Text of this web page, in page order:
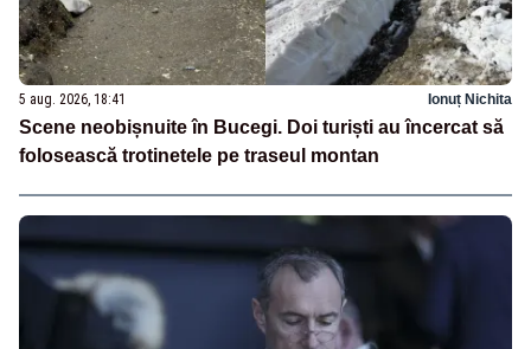
5 aug. 2026, 18:41 Ionuț Nichita
Scene neobișnuite în Bucegi. Doi turiști au încercat să
folosească trotinetele pe traseul montan